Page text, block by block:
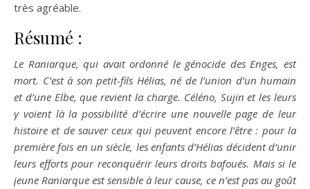
très agréable.
Résumé :
Le Raniarque, qui avait ordonné le génocide des Enges, est
mort. C’est à son petit-fils Hélias, né de l’union d’un humain
et d’une Elbe, que revient la charge. Céléno, Sujin et les leurs
y voient là la possibilité d’écrire une nouvelle page de leur
histoire et de sauver ceux qui peuvent encore l’être : pour la
première fois en un siècle, les enfants d’Hélias décident d’unir
leurs efforts pour reconquérir leurs droits bafoués. Mais si le
jeune Raniarque est sensible à leur cause, ce n’est pas au goût